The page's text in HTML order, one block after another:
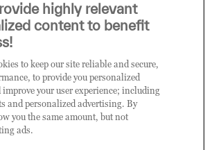
|tdsynnex.com
highly relevant
content to benefit
to keep our site reliable and secure,
to provide you personalized
your user experience; including
and personalized advertising. By
you the same amount, but not
ads.